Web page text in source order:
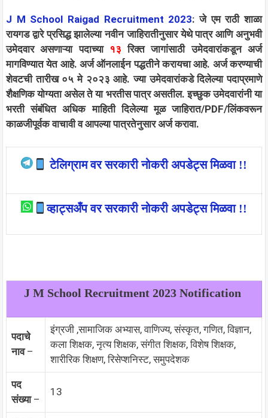
J M School Raigad Recruitment 2023:जे एम राठी शाळा
रायगडद्वारे प्रसिद्ध झालेल्या नवीन जाहिरातीनुसार येथे पात्र आणि अनुभवी
उमेदवार असणाऱ्या पदाच्या १३रिक्त जागांसाठी उमेदवारांकडून अर्ज
मागविण्यात येत आहे. अर्ज ऑनलाईन पद्धतीने करायचा आहे. अर्ज करण्याची
शेवटची तारीख ०५ मे २०२३ आहे. ज्या उमेदवारांकडे दिलेल्या पदाप्रमाणे
शैक्षणिक योग्यता असेल ते या भरतीस पात्र असतील. इच्छुक उमेदवारांनी या
भरती संबंधित अधिक माहिती दिलेल्या मूळ जाहिरात/PDF/लिंकवरून
काळजीपूर्वक वाचावी व आपल्या पात्रतेनुसार अर्ज करावा.
टेलिग्राम वर सरकारी नोकरी अपडेट्स मिळवा !!
व्हाट्सअँप वर सरकारी नोकरी अपडेट्स मिळवा !!
J M School Recruitment 2023 Notification
पदाचे
नाव–
इंग्रजी ,सामाजिक अभ्यास, वाणिज्य, संस्कृत, गणित, विज्ञान,
कला शिक्षक, नृत्य शिक्षक, संगीत शिक्षक, विशेष शिक्षक,
शारीरिक शिक्षण, रिसेप्शनिस्ट, समुपदेशक
पद
संख्या–
13